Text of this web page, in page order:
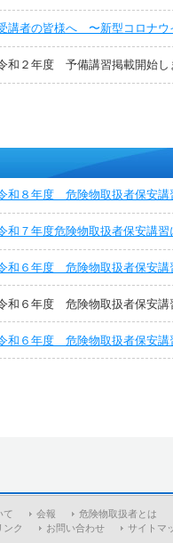
講者の皆様へ 〜新型コロナウ
和２年度 予備講習掲載開始
和８年度 危険物取扱者保安講
和７年度危険物取扱者保安講習
和６年度 危険物取扱者保安講
和６年度 危険物取扱者保安講
和６年度 危険物取扱者保安講
て 会報
危険物取扱者とは
ンク お問い合わせ サイトマ